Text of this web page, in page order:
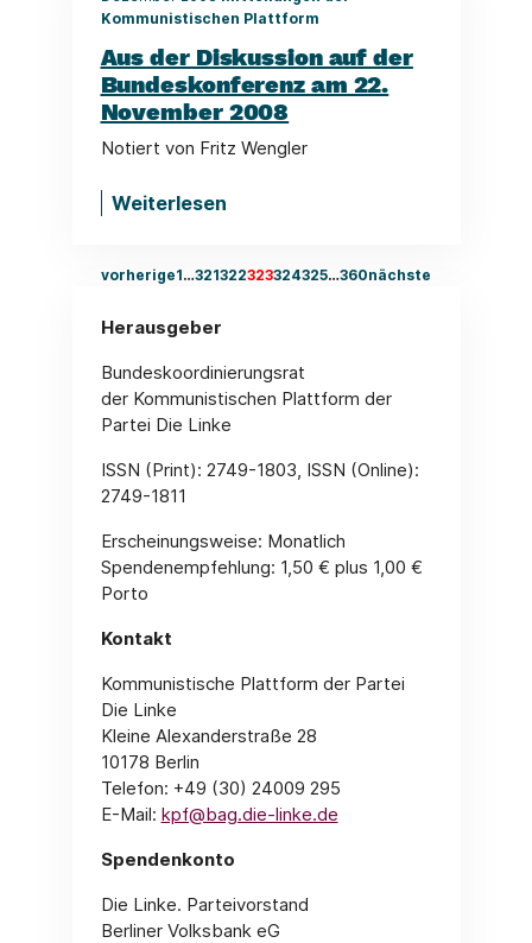
Kommunistischen Plattform
Aus der Diskussion auf der
Bundeskonferenz am 22.
November 2008
Notiert von Fritz Wengler
Weiterlesen
vorherige1…321322323324325…360nächste
Herausgeber
Bundeskoordinierungsrat
der Kommunistischen Plattform der
Partei Die Linke
ISSN (Print): 2749-1803, ISSN (Online):
2749-1811
Erscheinungsweise: Monatlich
Spendenempfehlung: 1,50 € plus 1,00 €
Porto
Kontakt
Kommunistische Plattform der Partei
Die Linke
Kleine Alexanderstraße 28
10178 Berlin
Telefon: +49 (30) 24009 295
E-Mail: kpf@bag.die-linke.de
Spendenkonto
Die Linke. Parteivorstand
Berliner Volksbank eG